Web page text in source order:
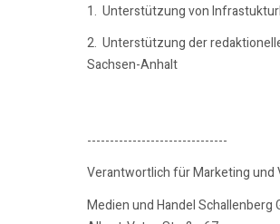
1. Unterstützung von
2. Unterstützung der
Sachsen-Anhalt
-------------------------------
Verantwortlich für Marketing und
Medien und Handel Schallenberg